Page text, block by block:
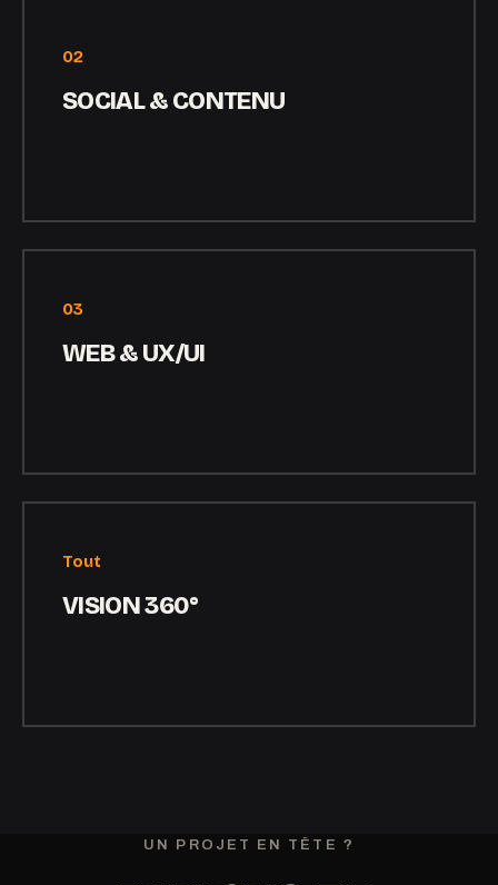
02
SOCIAL & CONTENU
03
WEB & UX/UI
Tout
VISION 360°
UN PROJET EN TÊTE ?